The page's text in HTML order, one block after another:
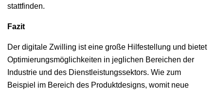
stattfinden.
Faz­it
Der dig­i­tale Zwill­ing ist eine große Hil­festel­lung und bietet
Opti­mierungsmöglichkeit­en in jeglichen Bere­ichen der
Indus­trie und des Dien­stleis­tungssek­tors. Wie zum
Beispiel im Bere­ich des Pro­duk­t­de­signs, wom­it neue